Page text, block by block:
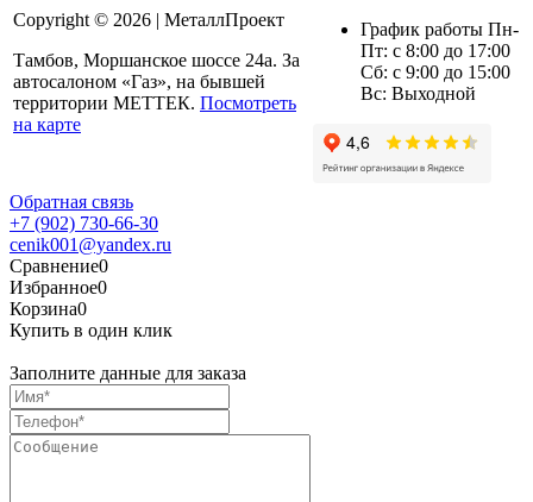
Copyright © 2026 | МеталлПроект
Тамбов, Моршанское шоссе 24а. За
автосалоном «Газ», на бывшей
территории МЕТТЕК. Посмотреть
на карте
График работы Пн-
Пт: с 8:00 до 17:00
Сб: с 9:00 до 15:00
Вс: Выходной
Обратная связь
+7 (902) 730-66-30
cenik001@yandex.ru
Сравнение0
Избранное0
Корзина0
Купить в один клик
Заполните данные для заказа